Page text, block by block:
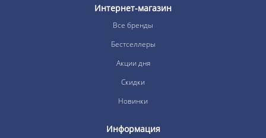
Интернет-магазин
Все бренды
Бестселлеры
Акции дня
Скидки
Новинки
Информация